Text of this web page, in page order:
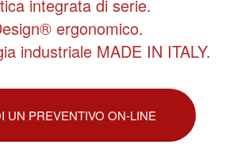
integrata di serie.
ergonomico.
industriale MADE IN ITALY.
UN PREVENTIVO ON-LINE